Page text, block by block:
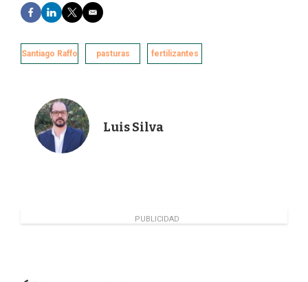
F
a
e
b
L
i
k
e
n
T
w
t
t
E
m
l
Santiago Raffo pasturas fertilizantes
Luis Silva
PUBLICIDAD